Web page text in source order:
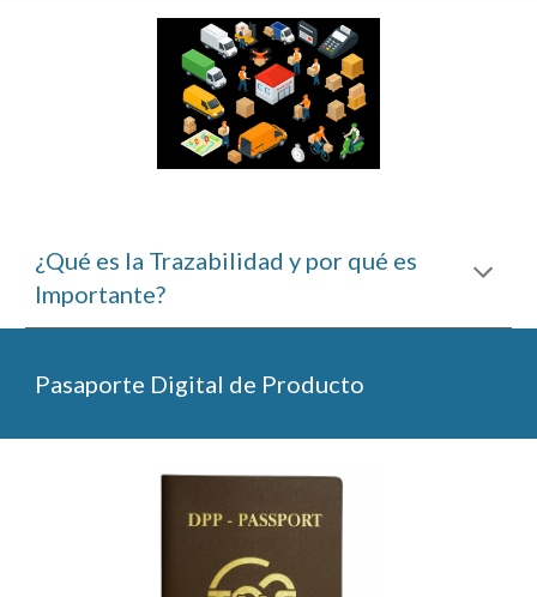
¿Qué es la Trazabilidad y por qué es
Importante?
Pasaporte Digital de Producto